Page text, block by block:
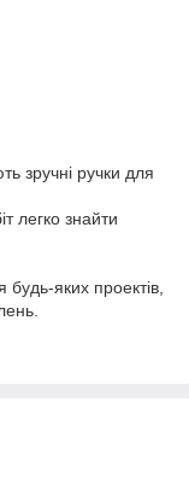
зручні ручки для
легко знайти
яких проектів,